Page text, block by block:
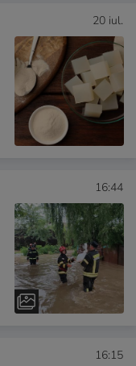
20 iul.
16:44
16:15